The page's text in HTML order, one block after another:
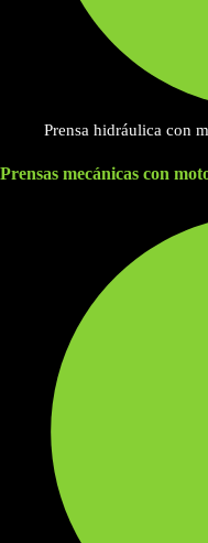
Prensa hidráulica con
Prensas mecánicas con